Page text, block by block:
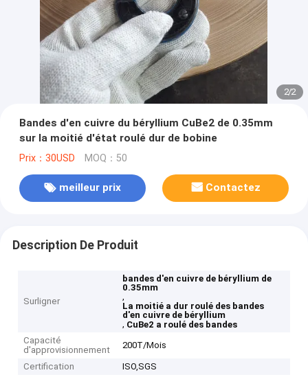
2/2
Bandes d'en cuivre du béryllium CuBe2 de 0.35mm
sur la moitié d'état roulé dur de bobine
Prix：30USD MOQ：50
meilleur prix Contactez
Description De Produit
Surligner
bandes d'en cuivre de béryllium de
0.35mm
,
La moitié a dur roulé des bandes
d'en cuivre de béryllium
, CuBe2 a roulé des bandes
Capacité
d'approvisionnement
200T/Mois
Certification
ISO,SGS